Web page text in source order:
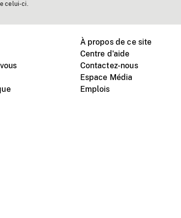
celui-ci.
À propos de ce site
Centre d'aide
Contactez-nous
Espace Média
Emplois